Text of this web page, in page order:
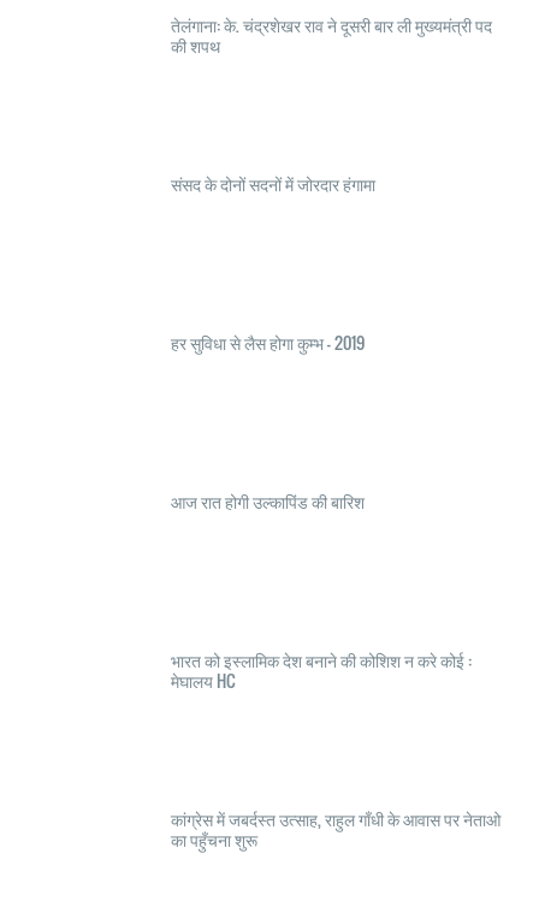
तेलंगाना: के. चंद्रशेखर राव ने दूसरी बार ली मुख्यमंत्री पद
की शपथ
संसद के दोनों सदनों में जोरदार हंगामा
हर सुविधा से लैस होगा कुम्भ – 2019
आज रात होगी उल्कापिंड की बारिश
भारत को इस्लामिक देश बनाने की कोशिश न करे कोई :
मेघालय HC
कांग्रेस में जबर्दस्त उत्साह, राहुल गाँधी के आवास पर नेताओ
का पहुँचना शुरू